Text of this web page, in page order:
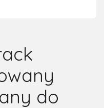
do